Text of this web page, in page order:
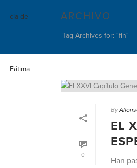
ARCHIVO
Tag Archives for: "fin"
0
By
EL
Han